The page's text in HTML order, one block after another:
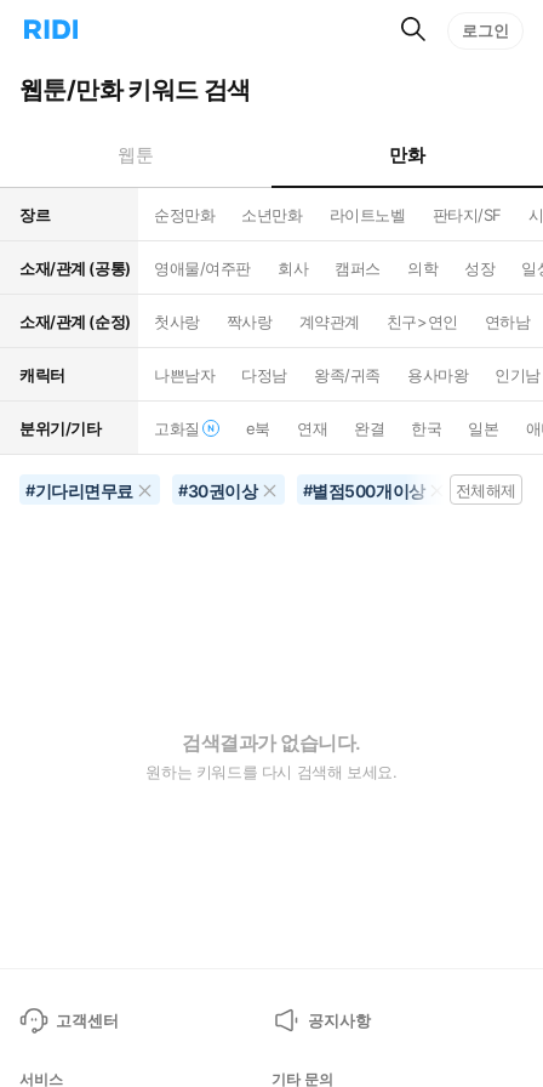
리
홈
으
턴
트
검
로그인
웹툰/만화 키워드 검색
웹툰 만화
장르 순정만화 소년만화 라이트노벨 판타지/SF
소재/관계 (공통) 영애물/여주판 회사 캠퍼스 의학 성장 일
소재/관계 (순정) 첫사랑 짝사랑 계약관계 친구>연인 연하남
캐릭터 나쁜남자 다정남 왕족/귀족 용사마왕 인기남
분위기/기타 고화질 e북 연재 완결 한국 일본
#기다리면무료 #30권이상 #별점500개이상 전체해제
검색결과가 없습니다.
원하는 키워드를 다시 검색해 보세요.
고객센터 공지사항
서비스 기타 문의